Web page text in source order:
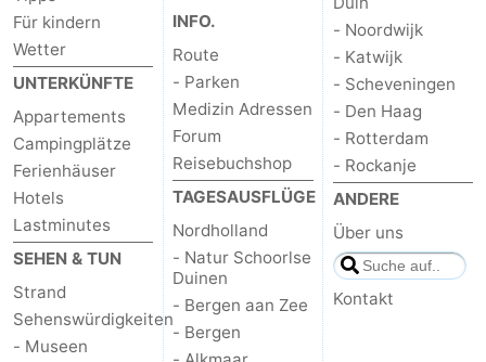
Für kindern
Wetter
UNTERKÜNFTE
Appartements
Campingplätze
Ferienhäuser
Hotels
Lastminutes
SEHEN & TUN
Strand
Sehenswürdigkeiten
- Museen
INFO.
Route
- Parken
Medizin Adressen
Forum
Reisebuchshop
TAGESAUSFLÜGE
Nordholland
- Natur Schoorlse
Duinen
- Bergen aan Zee
- Bergen
- Noordwijk
- Katwijk
- Scheveningen
- Den Haag
- Rotterdam
- Rockanje
ANDERE
Über uns
Kontakt